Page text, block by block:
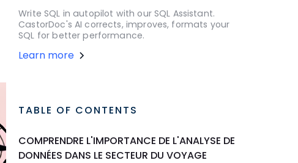
Write SQL in autopilot with our SQL Assistant.
CastorDoc's AI corrects, improves, formats your
SQL for better performance.
Learn more
TABLE OF CONTENTS
COMPRENDRE L'IMPORTANCE DE L'ANALYSE DE
DONNÉES DANS LE SECTEUR DU VOYAGE